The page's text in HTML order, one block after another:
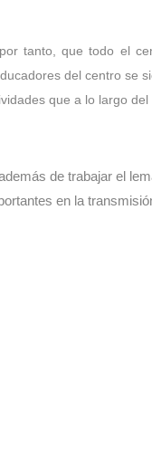
tanto, que todo el
del centro se
que a lo largo del
de trabajar el
en la